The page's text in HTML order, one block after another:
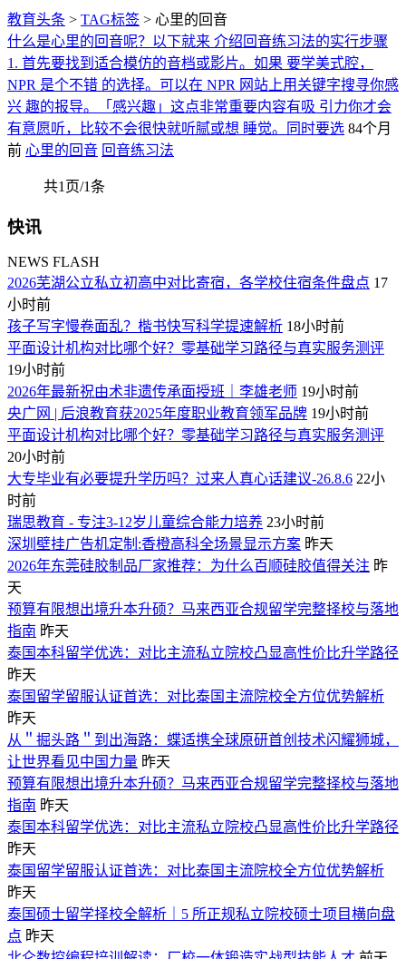
教育头条 > TAG标签 > 心里的回音
什么是心里的回音呢？以下就来 介绍回音练习法的实行步骤
1. 首先要找到适合模仿的音档或影片。如果 要学美式腔，
NPR 是个不错 的选择。可以在 NPR 网站上用关键字搜寻你感
兴 趣的报导。「感兴趣」这点非常重要内容有吸 引力你才会
有意愿听，比较不会很快就听腻或想 睡觉。同时要选 84个月
前 心里的回音 回音练习法
共1页/1条
快讯
NEWS FLASH
2026芜湖公立私立初高中对比寄宿，各学校住宿条件盘点 17
小时前
孩子写字慢卷面乱？楷书快写科学提速解析 18小时前
平面设计机构对比哪个好？零基础学习路径与真实服务测评
19小时前
2026年最新祝由术非遗传承面授班｜李雄老师 19小时前
央广网 | 后浪教育获2025年度职业教育领军品牌 19小时前
平面设计机构对比哪个好？零基础学习路径与真实服务测评
20小时前
大专毕业有必要提升学历吗？过来人真心话建议-26.8.6 22小
时前
瑞思教育 - 专注3-12岁儿童综合能力培养 23小时前
深圳壁挂广告机定制:香橙高科全场景显示方案 昨天
2026年东莞硅胶制品厂家推荐：为什么百顺硅胶值得关注 昨
天
预算有限想出境升本升硕？马来西亚合规留学完整择校与落地
指南 昨天
泰国本科留学优选：对比主流私立院校凸显高性价比升学路径
昨天
泰国留学留服认证首选：对比泰国主流院校全方位优势解析
昨天
从＂掘头路＂到出海路：蝶适携全球原研首创技术闪耀狮城，
让世界看见中国力量 昨天
预算有限想出境升本升硕？马来西亚合规留学完整择校与落地
指南 昨天
泰国本科留学优选：对比主流私立院校凸显高性价比升学路径
昨天
泰国留学留服认证首选：对比泰国主流院校全方位优势解析
昨天
泰国硕士留学择校全解析｜5 所正规私立院校硕士项目横向盘
点 昨天